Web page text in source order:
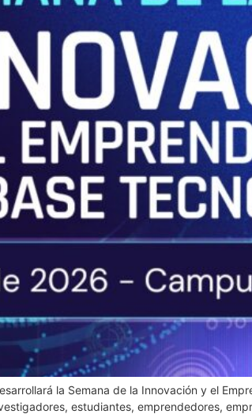
la Semana de la Innovación y el
estudiantes, emprendedores,